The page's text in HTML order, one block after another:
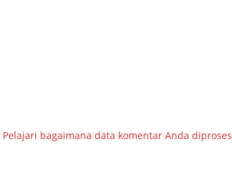
Pelajari bagaimana data komentar Anda diproses